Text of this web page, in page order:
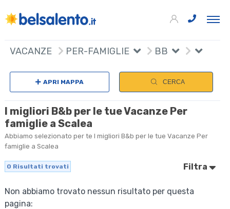
VACANZE PER-FAMIGLIE BB
APRI MAPPA CERCA
I migliori B&b per le tue Vacanze Per
famiglie a Scalea
Abbiamo selezionato per te I migliori B&b per le tue Vacanze Per
famiglie a Scalea
0 Risultati trovati Filtra
Non abbiamo trovato nessun risultato per questa
pagina: